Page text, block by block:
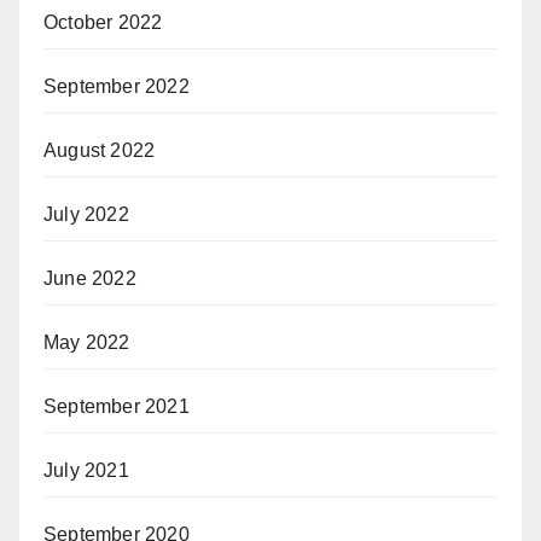
October 2022
September 2022
August 2022
July 2022
June 2022
May 2022
September 2021
July 2021
September 2020